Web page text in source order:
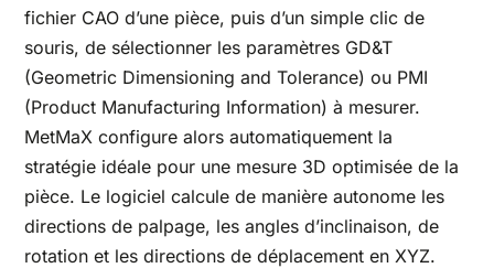
fichier CAO d’une pièce, puis d’un simple clic de
souris, de sélectionner les paramètres GD&T
(Geometric Dimensioning and Tolerance) ou PMI
(Product Manufacturing Information) à mesurer.
MetMaX configure alors automatiquement la
stratégie idéale pour une mesure 3D optimisée de la
pièce. Le logiciel calcule de manière autonome les
directions de palpage, les angles d’inclinaison, de
rotation et les directions de déplacement en XYZ.